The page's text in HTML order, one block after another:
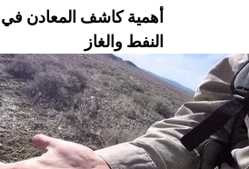
أهمية كاشف المعادن
النفط والغاز